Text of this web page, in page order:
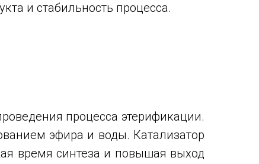
и стабильность процесса.
процесса этерификации.
эфира и воды. Катализатор
время синтеза и повышая выход